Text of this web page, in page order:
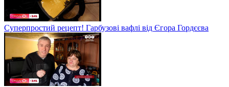
Суперпростий рецепт! Гарбузові вафлі від Єгора Гордєєва